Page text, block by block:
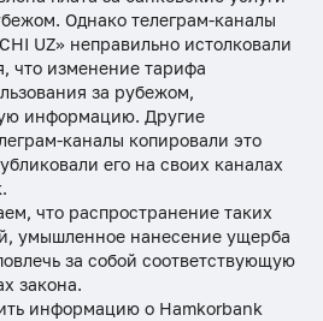
Однако телеграм-каналы
UZ» неправильно истолковали
что изменение тарифа
за рубежом,
информацию. Другие
каналы копировали это
его на своих каналах
что распространение таких
умышленное нанесение ущерба
за собой соответствующую
закона.
информацию о Hamkorbank